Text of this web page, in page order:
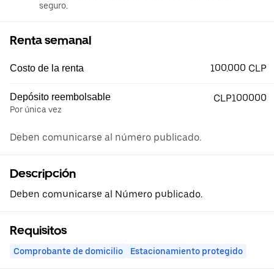
seguro.
Renta semanal
Costo de la renta 100.000 CLP
Depósito reembolsable
Por única vez
CLP100000
Deben comunicarse al número publicado.
Descripción
Deben comunicarse al Número publicado.
Requisitos
Comprobante de domicilio Estacionamiento protegido